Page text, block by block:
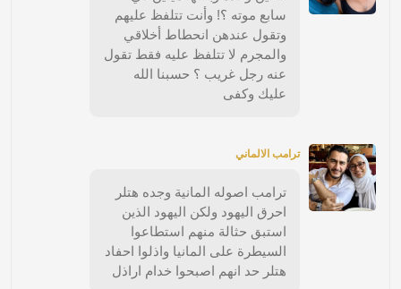
سابع موته ؟! وأنت تتلفظ عليهم
وتقول عندهن انحطاط أخلاقي
والمجرم لا تتلفظ عليه فقط تقول
عنه رجل غريب ؟ حسبنا الله
عليك وكفى
ترامب الالماني
ترامب اصوله المانية وجده هتلر
احرق اليهود ولكن اليهود الذين
استبق حثالة منهم استطاعوا
السيطرة على المانيا واذلوا احفاد
هتلر حد انهم اصبحوا خدام اراذل